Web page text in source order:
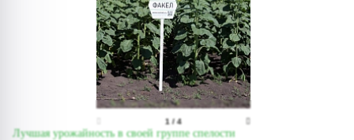
1/4
Лучшая урожайность в своей группе спелости